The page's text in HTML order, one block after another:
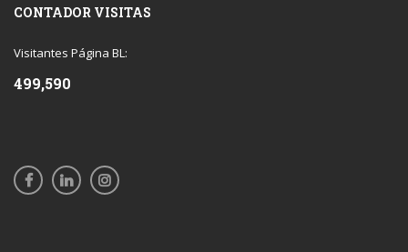
CONTADOR VISITAS
Visitantes Página BL:
499,590